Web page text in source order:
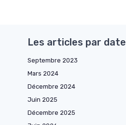
Les articles par date
Septembre 2023
Mars 2024
Décembre 2024
Juin 2025
Décembre 2025